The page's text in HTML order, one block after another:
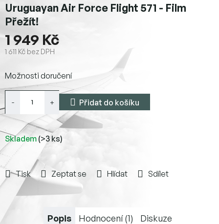
1 949 Kč
1 611 Kč bez DPH
cena:
Skladem (>3 ks)
Možnosti doručení
Přidat do košíku
Uruguayan Air Force Flight 571 - Film
Přežít!
Tisk Zeptat se Hlídat Sdílet
Popis Hodnocení (1) Diskuze